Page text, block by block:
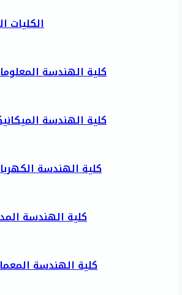
الكليات
كلية الهندسة
كلية الهندسة
كلية الهندسة
كلية الهندسة
كلية الهندسة